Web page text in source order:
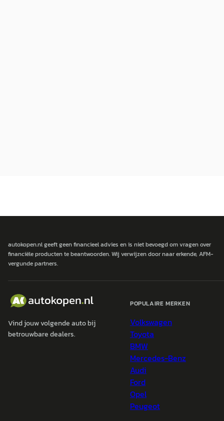
autokopen.nl geeft geen financieel advies en is niet bevoegd om vragen over
financiële producten te beantwoorden. Wij verwijzen door naar erkende, AFM-
vergunde partners.
Vind jouw volgende auto bij
betrouwbare dealers.
POPULAIRE MERKEN
Volkswagen
Toyota
BMW
Mercedes-Benz
Audi
Ford
Opel
Peugeot